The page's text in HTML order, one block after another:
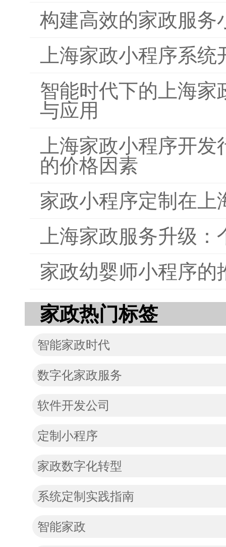
构建高效的家政服务
上海家政小程序系
智能时代下的上海家
与应用
上海家政小程序开
的价格因素
家政小程序定制在上
上海家政服务升级
家政幼婴师小程序的
家政热门标签
智能家政时代
数字化家政服务
软件开发公司
定制小程序
家政数字化转型
系统定制实践指南
智能家政